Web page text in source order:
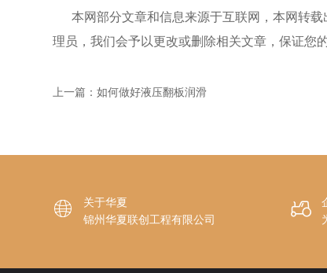
本网部分文章和信息来源于互联网，本网转载
理员，我们会予以更改或删除相关文章，保证您的
上一篇：如何做好液压翻板润滑

关于华夏
锦州华夏联创工程有限公司
